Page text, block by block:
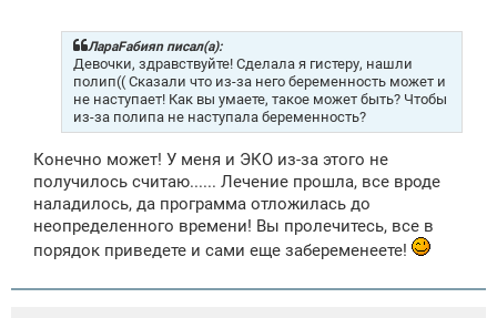
б
щ
е
н
и
е
ЛараFабияn писал(а):
Девочки, здравствуйте! Сделала я гистеру, нашли
полип(( Сказали что из-за него беременность может и
не наступает! Как вы умаете, такое может быть? Чтобы
из-за полипа не наступала беременность?
Конечно может! У меня и ЭКО из-за этого не
получилось считаю...... Лечение прошла, все вроде
наладилось, да программа отложилась до
неопределенного времени! Вы пролечитесь, все в
порядок приведете и сами еще забеременеете!